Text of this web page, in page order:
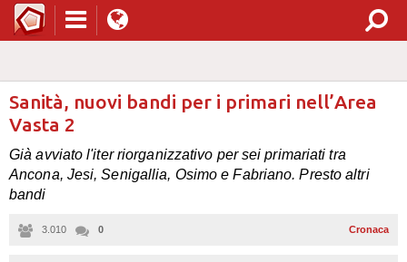
Sanità, nuovi bandi per i primari nell’Area
Vasta 2
Già avviato l'iter riorganizzativo per sei primariati tra
Ancona, Jesi, Senigallia, Osimo e Fabriano. Presto altri
bandi
3.010 0 Cronaca